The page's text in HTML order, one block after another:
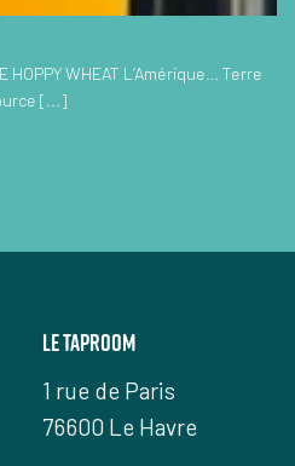
HOPPY WHEAT L’Amérique… Terre
[...]
Le taproom
1 rue de Paris
76600 Le Havre